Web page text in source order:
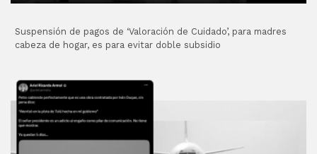
Suspensión de pagos de ‘Valoración de Cuidado’, para madres
cabeza de hogar, es para evitar doble subsidio